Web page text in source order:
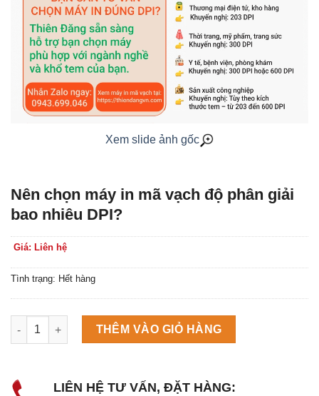
Xem slide ảnh gốc
Nên chọn máy in mã vạch độ phân giải
bao nhiêu DPI?
Giá: Liên hệ
Tình trạng: Hết hàng
Máy làm đá viên Scotsman NW458AS số lượng
THÊM VÀO GIỎ HÀNG
LIÊN HỆ TƯ VẤN, ĐẶT HÀNG: